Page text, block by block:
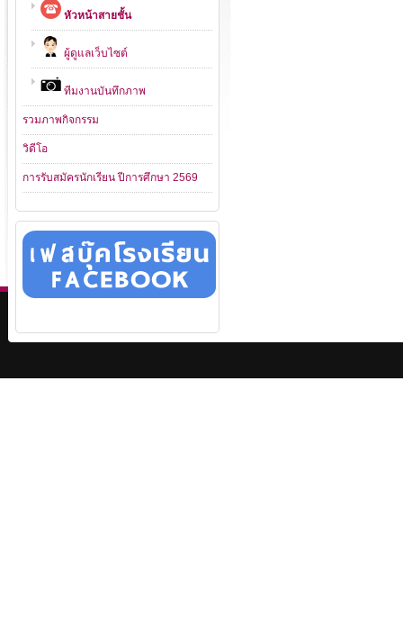
หัวหน้าสายชั้น
ผู้ดูแลเว็บไซต์
ทีมงานบันทึกภาพ
รวมภาพกิจกรรม
วิดีโอ
การรับสมัครนักเรียน ปีการศึกษา 2569